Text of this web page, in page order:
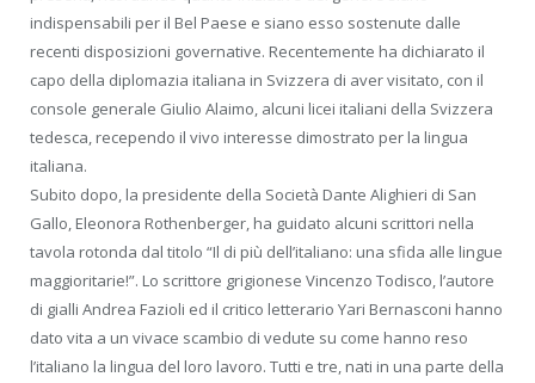
indispensabili per il Bel Paese e siano esso sostenute dalle
recenti disposizioni governative. Recentemente ha dichiarato il
capo della diplomazia italiana in Svizzera di aver visitato, con il
console generale Giulio Alaimo, alcuni licei italiani della Svizzera
tedesca, recependo il vivo interesse dimostrato per la lingua
italiana.
Subito dopo, la presidente della Società Dante Alighieri di San
Gallo, Eleonora Rothenberger, ha guidato alcuni scrittori nella
tavola rotonda dal titolo “Il di più dell’italiano: una sfida alle lingue
maggioritarie!”. Lo scrittore grigionese Vincenzo Todisco, l’autore
di gialli Andrea Fazioli ed il critico letterario Yari Bernasconi hanno
dato vita a un vivace scambio di vedute su come hanno reso
l’italiano la lingua del loro lavoro. Tutti e tre, nati in una parte della